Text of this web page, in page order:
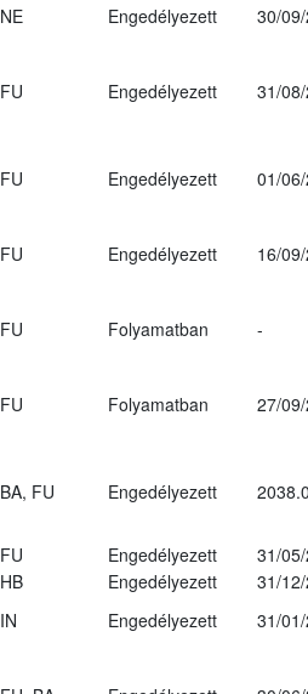
NE Engedélyezett
30/
FU Engedélyezett 31/
FU Engedélyezett 01/
FU Engedélyezett 16/
FU Folyamatban -
FU Folyamatban 27/
BA, FU Engedélyezett
FU Engedélyezett
31/
HB Engedélyezett
31/
IN Engedélyezett
31/